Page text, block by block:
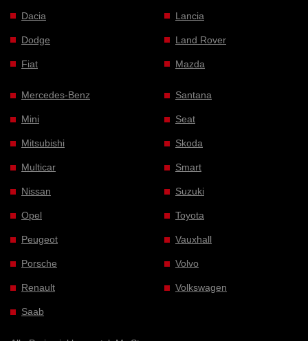
Dacia
Dodge
Fiat
Lancia
Land Rover
Mazda
Mercedes-Benz
Mini
Mitsubishi
Multicar
Nissan
Opel
Peugeot
Porsche
Renault
Saab
Santana
Seat
Skoda
Smart
Suzuki
Toyota
Vauxhall
Volvo
Volkswagen